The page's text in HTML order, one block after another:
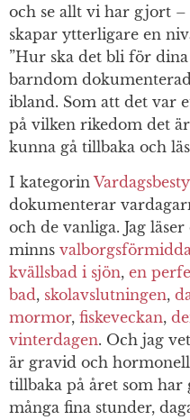
och se allt vi har gjort
skapar ytterligare en
”Hur ska det bli för
barndom
ibland. Som att det var
på vilken rikedom det
kunna gå tillbaka och
I kategorin
dokumenterar
och de vanliga. Jag läser
minns
kvällsbad i sjön, en
bad, skolavslutningen,
mormor, fiskeveckan,
vinterdagen. Och jag
är gravid och
tillbaka på året som har
många fina stunder,